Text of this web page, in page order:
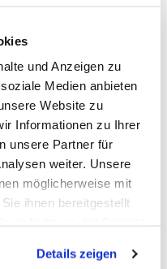
und Anzeigen zu
Medien anbieten
Website zu
Informationen zu Ihrer
unsere Partner für
weiter. Unsere
möglicherweise mit
ihnen bereitgestellt
weiterhin nutzen.
Details zeigen
Ems